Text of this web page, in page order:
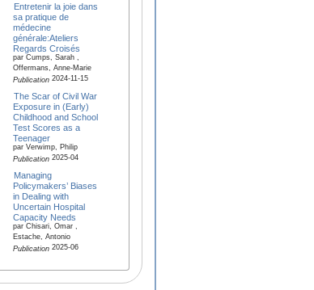
Entretenir la joie dans
sa pratique de
médecine
générale:Ateliers
Regards Croisés
par Cumps, Sarah ,
Offermans, Anne-Marie
Publication2024-11-15
The Scar of Civil War
Exposure in (Early)
Childhood and School
Test Scores as a
Teenager
par Verwimp, Philip
Publication2025-04
Managing
Policymakers’ Biases
in Dealing with
Uncertain Hospital
Capacity Needs
par Chisari, Omar ,
Estache, Antonio
Publication2025-06